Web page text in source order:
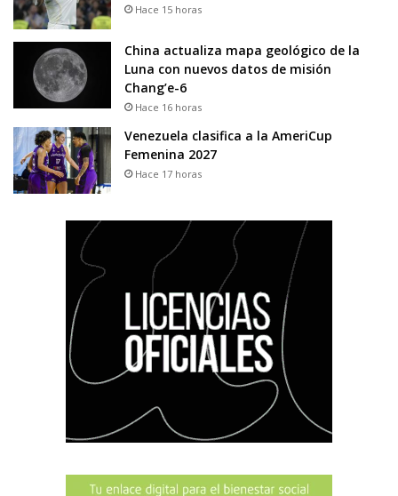
Hace 15 horas
China actualiza mapa geológico de la
Luna con nuevos datos de misión
Chang’e-6
Hace 16 horas
Venezuela clasifica a la AmeriCup
Femenina 2027
Hace 17 horas